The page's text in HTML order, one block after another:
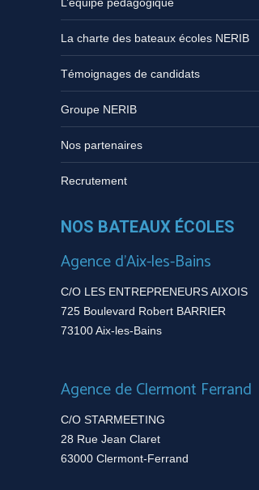
La charte des bateaux écoles NERIB
Témoignages de candidats
Groupe NERIB
Nos partenaires
Recrutement
NOS BATEAUX ÉCOLES
Agence d’Aix-les-Bains
C/O LES ENTREPRENEURS AIXOIS
725 Boulevard Robert BARRIER
73100 Aix-les-Bains
Agence de Clermont Ferrand
C/O STARMEETING
28 Rue Jean Claret
63000 Clermont-Ferrand